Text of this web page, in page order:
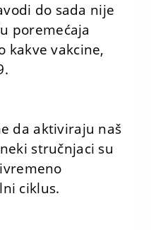
do sada nije
poremećaja
kakve vakcine,
da aktiviraju naš
stručnjaci su
ciklus.